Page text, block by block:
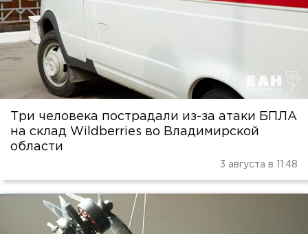
Три человека пострадали из-за атаки БПЛА
на склад Wildberries во Владимирской
области
3 августа в 11:48